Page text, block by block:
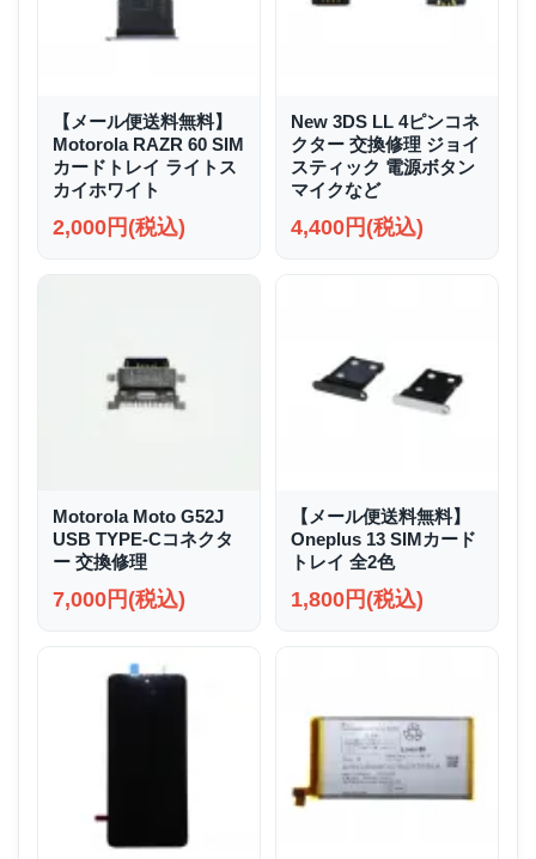
【メール便送料無料】
Motorola RAZR 60 SIM
カードトレイ ライトス
カイホワイト
2,000円(税込)
New 3DS LL 4ピンコネ
クター 交換修理 ジョイ
スティック 電源ボタン
マイクなど
4,400円(税込)
Motorola Moto G52J
USB TYPE-Cコネクタ
ー 交換修理
7,000円(税込)
【メール便送料無料】
Oneplus 13 SIMカード
トレイ 全2色
1,800円(税込)